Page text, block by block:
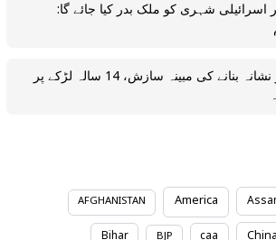
اسرائیلی شہری کو ملک بدر کیا جائے گا:
لندن کی دو مساجد کو نشانہ بنانے کی مبینہ سازش، 14 سالہ لڑکے پر
AFGHANISTAN America
Bihar BJP caa China